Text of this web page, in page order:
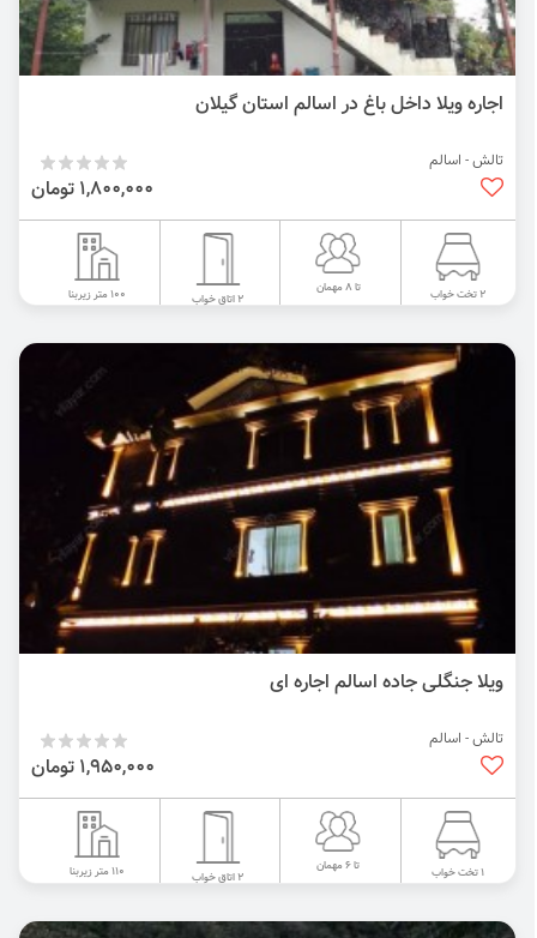
اجاره ویلا داخل باغ در اسالم استان گیلان
تالش - اسالم
1,800,000 تومان
2 تخت خواب تا 8 مهمان
2 اتاق خواب 100 متر زیربنا
ویلا جنگلی جاده اسالم اجاره ای
تالش - اسالم
1,950,000 تومان
1 تخت خواب تا 6 مهمان
2 اتاق خواب 110 متر زیربنا